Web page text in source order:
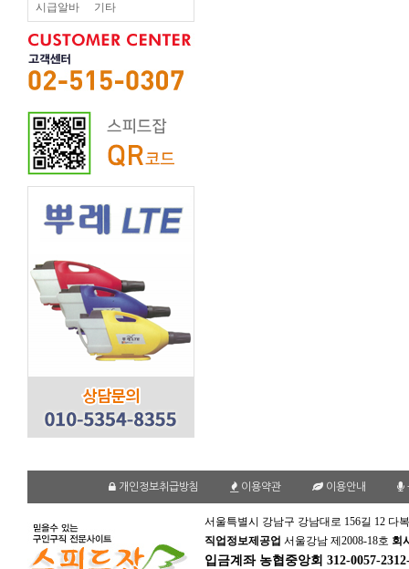
시급알바 기타
개인정보취급방침 이용약관 이용안내
서울특별시 강남구 강남대로 156길 12 다
직업정보제공업 서울강남 제2008-18호 회
입금계좌 농협중앙회 312-0057-